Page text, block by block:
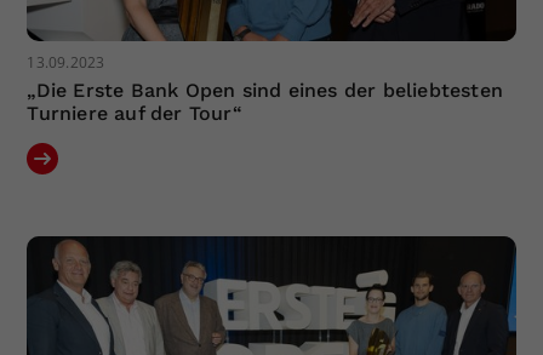
13.09.2023
„Die Erste Bank Open sind eines der beliebtesten
Turniere auf der Tour“